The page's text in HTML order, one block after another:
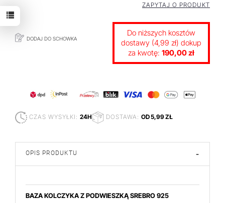
DODAJ DO SCHOWKA
ZAPYTAJ O PRODUKT
Do niższych kosztów
dostawy (4,99 zł) dokup
za kwotę: 190,00 zł
CZAS WYSYŁKI: 24H DOSTAWA: OD 5,99 ZŁ
OPIS PRODUKTU -
BAZA KOLCZYKA Z PODWIESZKĄ SREBRO 925